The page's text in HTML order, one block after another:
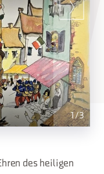
1/3
des heiligen